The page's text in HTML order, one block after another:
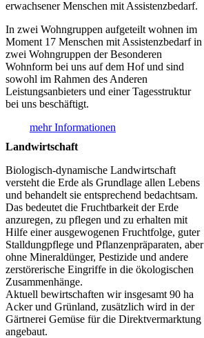
erwachsener Menschen mit Assistenzbedarf.
In zwei Wohngruppen aufgeteilt wohnen im
Moment 17 Menschen mit Assistenzbedarf in
zwei Wohngruppen der Besonderen
Wohnform bei uns auf dem Hof und sind
sowohl im Rahmen des Anderen
Leistungsanbieters und einer Tagesstruktur
bei uns beschäftigt.
mehr Informationen
Landwirtschaft
Biologisch-dynamische Landwirtschaft
versteht die Erde als Grundlage allen Lebens
und behandelt sie entsprechend bedachtsam.
Das bedeutet die Fruchtbarkeit der Erde
anzuregen, zu pflegen und zu erhalten mit
Hilfe einer ausgewogenen Fruchtfolge, guter
Stalldungpflege und Pflanzenpräparaten, aber
ohne Mineraldünger, Pestizide und andere
zerstörerische Eingriffe in die ökologischen
Zusammenhänge.
Aktuell bewirtschaften wir insgesamt 90 ha
Acker und Grünland, zusätzlich wird in der
Gärtnerei Gemüse für die Direktvermarktung
angebaut.